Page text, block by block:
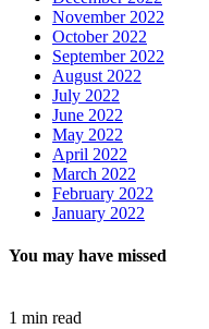
November 2022
October 2022
September 2022
August 2022
July 2022
June 2022
May 2022
April 2022
March 2022
February 2022
January 2022
You may have missed
1 min read